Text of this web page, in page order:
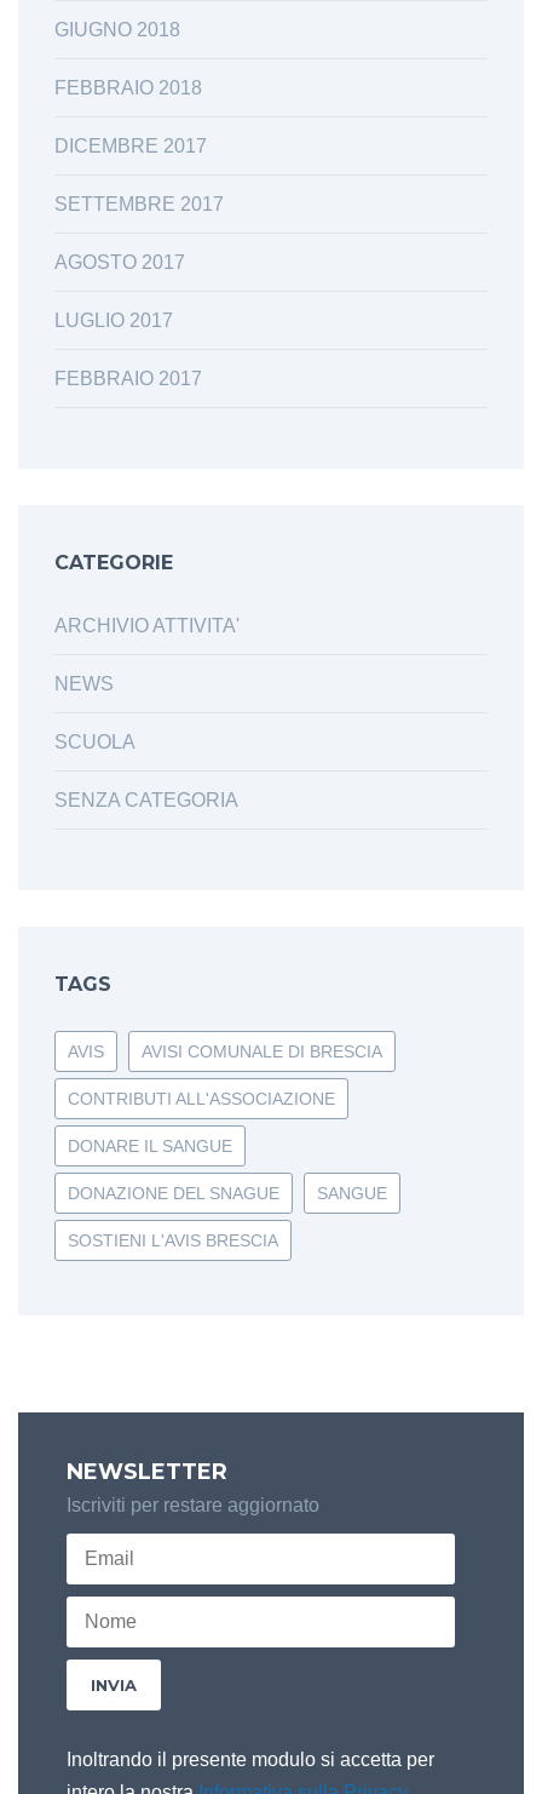
GIUGNO 2018
FEBBRAIO 2018
DICEMBRE 2017
SETTEMBRE 2017
AGOSTO 2017
LUGLIO 2017
FEBBRAIO 2017
CATEGORIE
ARCHIVIO ATTIVITA'
NEWS
SCUOLA
SENZA CATEGORIA
TAGS
AVIS AVISI COMUNALE DI BRESCIA
CONTRIBUTI ALL'ASSOCIAZIONE
DONARE IL SANGUE
DONAZIONE DEL SNAGUE SANGUE
SOSTIENI L'AVIS BRESCIA
NEWSLETTER
Iscriviti per restare aggiornato
Inoltrando il presente modulo si accetta per